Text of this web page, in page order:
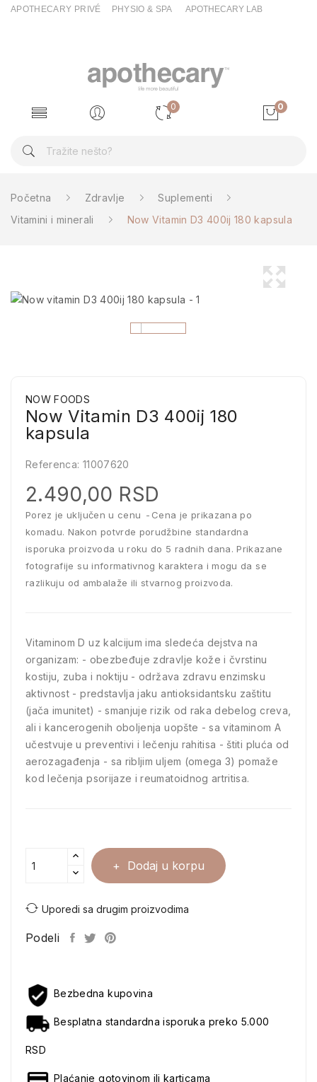
APOTHECARY PRIVÉ PHYSIO & SPA APOTHECARY LAB
0 0
Početna Zdravlje
Suplementi
Vitamini i minerali
Now Vitamin D3 400ij 180 kapsula
NOW FOODS
Now Vitamin D3 400ij 180
kapsula
Referenca: 11007620
2.490,00 RSD
Porez je uključen u cenu
Cena je prikazana po
komadu. Nakon potvrde porudžbine standardna
isporuka proizvoda u roku do 5 radnih dana. Prikazane
fotografije su informativnog karaktera i mogu da se
razlikuju od ambalaže ili stvarnog proizvoda.
Vitaminom D uz kalcijum ima sledeća dejstva na
organizam: - obezbeđuje zdravlje kože i čvrstinu
kostiju, zuba i noktiju - održava zdravu enzimsku
aktivnost - predstavlja jaku antioksidantsku zaštitu
(jača imunitet) - smanjuje rizik od raka debelog creva,
ali i kancerogenih oboljenja uopšte - sa vitaminom A
učestvuje u preventivi i lečenju rahitisa - štiti pluća od
aerozagađenja - sa ribljim uljem (omega 3) pomaže
kod lečenja psorijaze i reumatoidnog artritisa.
Dodaj u korpu
Uporedi sa drugim proizvodima
Podeli
Bezbedna kupovina
Besplatna standardna isporuka preko 5.000
RSD
Plaćanje gotovinom ili karticama